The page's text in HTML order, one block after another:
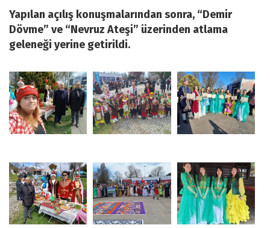
Yapılan açılış konuşmalarından sonra, “Demir
Dövme” ve “Nevruz Ateşi” üzerinden atlama
geleneği yerine getirildi.